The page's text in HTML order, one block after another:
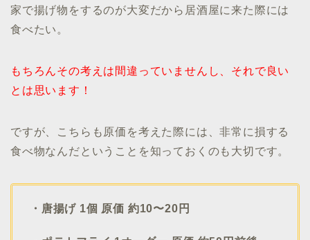
家で揚げ物をするのが大変だから居酒屋に来た際には
食べたい。
もちろんその考えは間違っていませんし、それで良い
とは思います！
ですが、こちらも原価を考えた際には、非常に損する
食べ物なんだということを知っておくのも大切です。
・唐揚げ 1個 原価 約10〜20円